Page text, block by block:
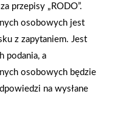
przepisy „RODO”.
osobowych jest
z zapytaniem. Jest
podania, a
osobowych będzie
na wysłane